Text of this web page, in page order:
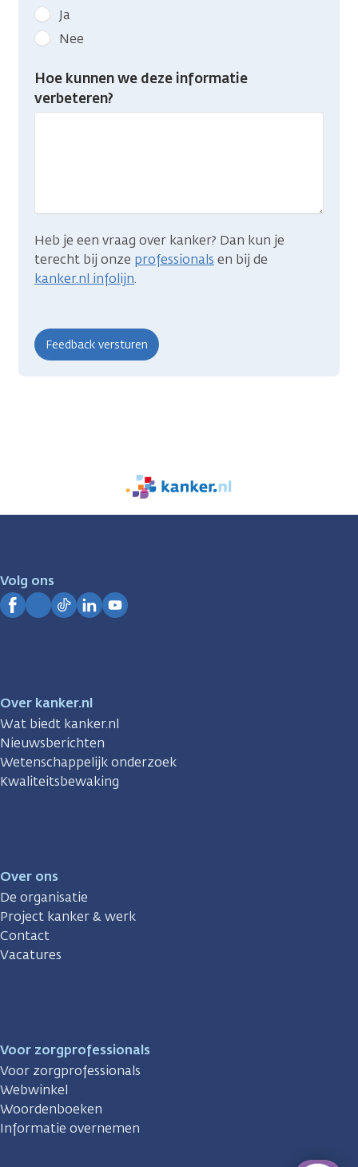
Geef
kanker.nl
feedback:
Heb
gevonden
Ja
Nee
Hoe kunnen we deze informatie
verbeteren?
Heb je een vraag over kanker? Dan kun je
terecht bij onze professionals en bij de
kanker.nl infolijn.
We
zijn
Volg ons
Over kanker.nl
Wat biedt kanker.nl
Nieuwsberichten
Wetenschappelijk onderzoek
Kwaliteitsbewaking
Over ons
De organisatie
Project kanker & werk
Contact
Vacatures
Voor zorgprofessionals
Voor zorgprofessionals
Webwinkel
Woordenboeken
Informatie overnemen